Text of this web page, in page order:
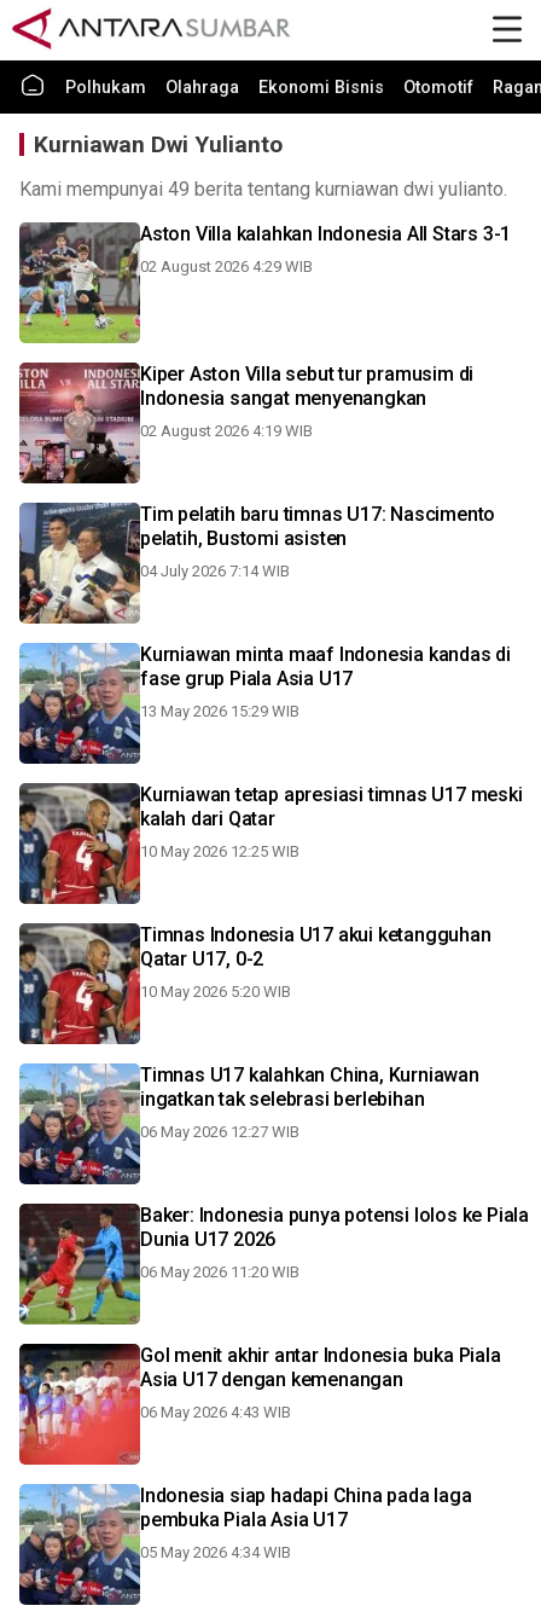
Polhukam Olahraga Ekonomi Bisnis Otomotif
Kurniawan Dwi Yulianto
Kami mempunyai 49 berita tentang kurniawan dwi yulianto.
Aston Villa kalahkan Indonesia All Stars 3-1
02 August 2026 4:29 WIB
Kiper Aston Villa sebut tur pramusim di
Indonesia sangat menyenangkan
02 August 2026 4:19 WIB
Tim pelatih baru timnas U17: Nascimento
pelatih, Bustomi asisten
04 July 2026 7:14 WIB
Kurniawan minta maaf Indonesia kandas di
fase grup Piala Asia U17
13 May 2026 15:29 WIB
Kurniawan tetap apresiasi timnas U17 meski
kalah dari Qatar
10 May 2026 12:25 WIB
Timnas Indonesia U17 akui ketangguhan
Qatar U17, 0-2
10 May 2026 5:20 WIB
Timnas U17 kalahkan China, Kurniawan
ingatkan tak selebrasi berlebihan
06 May 2026 12:27 WIB
Baker: Indonesia punya potensi lolos ke Piala
Dunia U17 2026
06 May 2026 11:20 WIB
Gol menit akhir antar Indonesia buka Piala
Asia U17 dengan kemenangan
06 May 2026 4:43 WIB
Indonesia siap hadapi China pada laga
pembuka Piala Asia U17
05 May 2026 4:34 WIB